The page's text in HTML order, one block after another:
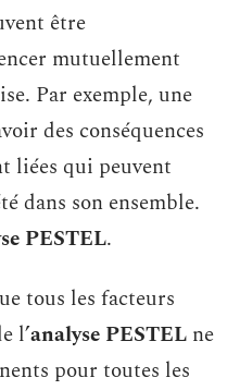
être
mutuellement
Par exemple, une
des conséquences
liées qui peuvent
dans son ensemble.
PESTEL.
tous les facteurs
l’analyse PESTEL ne
pour toutes les